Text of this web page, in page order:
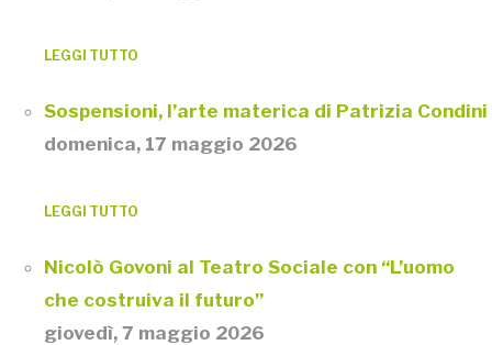
LEGGI TUTTO
Sospensioni, l’arte materica di Patrizia Condini
domenica, 17 maggio 2026
LEGGI TUTTO
Nicolò Govoni al Teatro Sociale con “L’uomo
che costruiva il futuro”
giovedì, 7 maggio 2026